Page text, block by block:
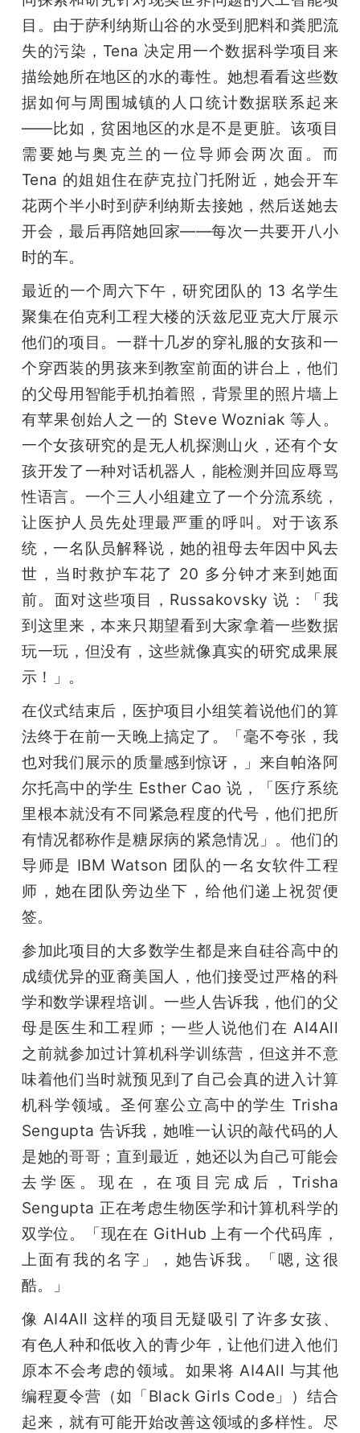
目。由于萨利纳斯山谷的水受到肥料和粪肥流
失的污染，Tena 决定用一个数据科学项目来
描绘她所在地区的水的毒性。她想看看这些数
据如何与周围城镇的人口统计数据联系起来
——比如，贫困地区的水是不是更脏。该项目
需要她与奥克兰的一位导师会两次面。而
Tena 的姐姐住在萨克拉门托附近，她会开车
花两个半小时到萨利纳斯去接她，然后送她去
开会，最后再陪她回家——每次一共要开八小
时的车。
最近的一个周六下午，研究团队的 13 名学生
聚集在伯克利工程大楼的沃兹尼亚克大厅展示
他们的项目。一群十几岁的穿礼服的女孩和一
个穿西装的男孩来到教室前面的讲台上，他们
的父母用智能手机拍着照，背景里的照片墙上
有苹果创始人之一的 Steve Wozniak 等人。
一个女孩研究的是无人机探测山火，还有个女
孩开发了一种对话机器人，能检测并回应辱骂
性语言。一个三人小组建立了一个分流系统，
让医护人员先处理最严重的呼叫。对于该系
统，一名队员解释说，她的祖母去年因中风去
世，当时救护车花了 20 多分钟才来到她面
前。面对这些项目，Russakovsky 说：「我
到这里来，本来只期望看到大家拿着一些数据
玩一玩，但没有，这些就像真实的研究成果展
示！」。
在仪式结束后，医护项目小组笑着说他们的算
法终于在前一天晚上搞定了。「毫不夸张，我
也对我们展示的质量感到惊讶，」来自帕洛阿
尔托高中的学生 Esther Cao 说，「医疗系统
里根本就没有不同紧急程度的代号，他们把所
有情况都称作是糖尿病的紧急情况」。他们的
导师是 IBM Watson 团队的一名女软件工程
师，她在团队旁边坐下，给他们递上祝贺便
签。
参加此项目的大多数学生都是来自硅谷高中的
成绩优异的亚裔美国人，他们接受过严格的科
学和数学课程培训。一些人告诉我，他们的父
母是医生和工程师；一些人说他们在 AI4All
之前就参加过计算机科学训练营，但这并不意
味着他们当时就预见到了自己会真的进入计算
机科学领域。圣何塞公立高中的学生 Trisha
Sengupta 告诉我，她唯一认识的敲代码的人
是她的哥哥；直到最近，她还以为自己可能会
去学医。现在，在项目完成后，Trisha
Sengupta 正在考虑生物医学和计算机科学的
双学位。「现在在 GitHub 上有一个代码库，
上面有我的名字」，她告诉我。「嗯, 这很
酷。」
像 AI4All 这样的项目无疑吸引了许多女孩、
有色人种和低收入的青少年，让他们进入他们
原本不会考虑的领域。如果将 AI4All 与其他
编程夏令营（如「Black Girls Code」）结合
起来，就有可能开始改善这领域的多样性。尽